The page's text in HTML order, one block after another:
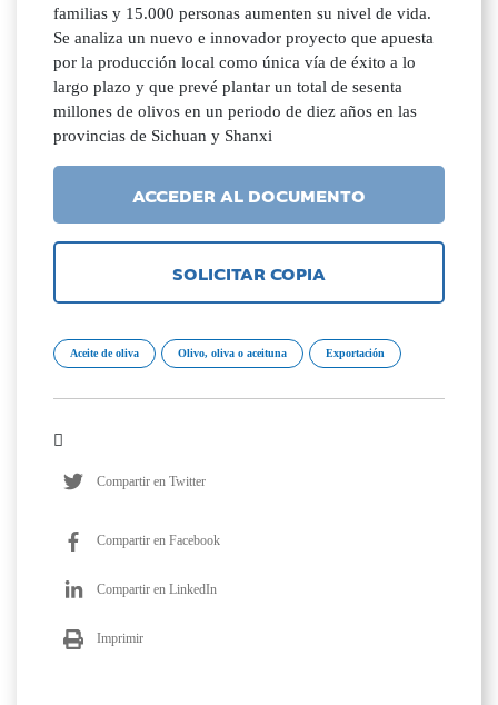
familias y 15.000 personas aumenten su nivel de vida.
Se analiza un nuevo e innovador proyecto que apuesta
por la producción local como única vía de éxito a lo
largo plazo y que prevé plantar un total de sesenta
millones de olivos en un periodo de diez años en las
provincias de Sichuan y Shanxi
ACCEDER AL DOCUMENTO
SOLICITAR COPIA
Aceite de oliva Olivo, oliva o aceituna Exportación
Compartir en Twitter
Compartir en Facebook
Compartir en LinkedIn
Imprimir